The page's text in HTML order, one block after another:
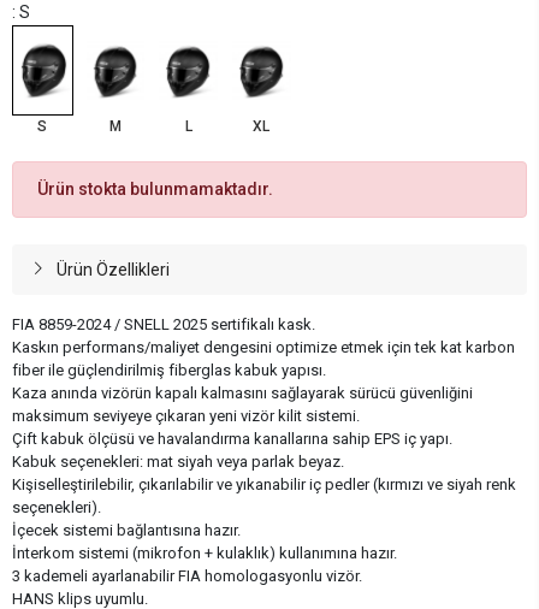
: S
S M L XL
Ürün stokta bulunmamaktadır.
Ürün Özellikleri
FIA 8859-2024 / SNELL 2025 sertifikalı kask.
Kaskın performans/maliyet dengesini optimize etmek için tek kat karbon
fiber ile güçlendirilmiş fiberglas kabuk yapısı.
Kaza anında vizörün kapalı kalmasını sağlayarak sürücü güvenliğini
maksimum seviyeye çıkaran yeni vizör kilit sistemi.
Çift kabuk ölçüsü ve havalandırma kanallarına sahip EPS iç yapı.
Kabuk seçenekleri: mat siyah veya parlak beyaz.
Kişiselleştirilebilir, çıkarılabilir ve yıkanabilir iç pedler (kırmızı ve siyah renk
seçenekleri).
İçecek sistemi bağlantısına hazır.
İnterkom sistemi (mikrofon + kulaklık) kullanımına hazır.
3 kademeli ayarlanabilir FIA homologasyonlu vizör.
HANS klips uyumlu.